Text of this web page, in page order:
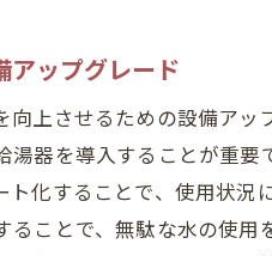
クノロジーを駆使した水廻
幌市で活用したい最新リフ
廻りにおける革新的なデザ
快適性と機能性を両立させる
アップグレード
上させるための設備ア
器を導入することが重
化することで、使用状
ことで、無駄な水の使